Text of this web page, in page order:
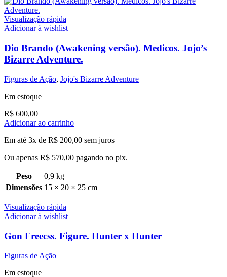
Visualização rápida
Adicionar à wishlist
Dio Brando (Awakening versão). Medicos. Jojo’s
Bizarre Adventure.
Figuras de Ação, Jojo's Bizarre Adventure
Em estoque
R$ 600,00
Adicionar ao carrinho
Em até 3x de R$ 200,00 sem juros
Ou apenas R$ 570,00 pagando no pix.
Peso
0,9 kg
Dimensões 15 × 20 × 25 cm
Visualização rápida
Adicionar à wishlist
Gon Freecss. Figure. Hunter x Hunter
Figuras de Ação
Em estoque